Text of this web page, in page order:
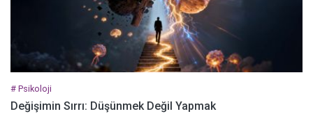
# Psikoloji
Değişimin Sırrı: Düşünmek Değil Yapmak